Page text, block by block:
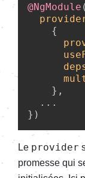
@NgModule
    {
    },
  ...
Le provider
promesse qui